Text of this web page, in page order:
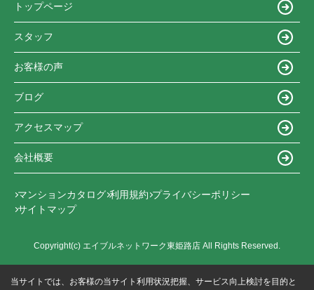
トップページ
スタッフ
お客様の声
ブログ
アクセスマップ
会社概要
マンションカタログ 利用規約 プライバシーポリシー
サイトマップ
Copyright(c) エイブルネットワーク東姫路店 All Rights Reserved.
当サイトでは、お客様の当サイト利用状況把握、サービス向上検討を目的と